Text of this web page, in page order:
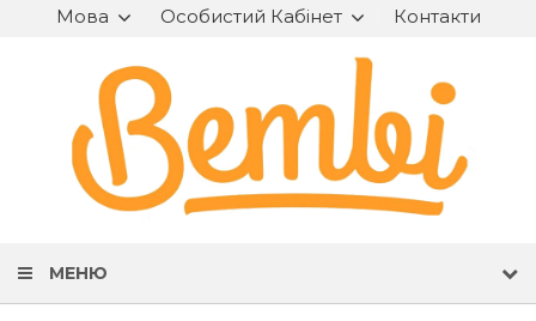
Мова Особистий Кабінет Контакти
МЕНЮ